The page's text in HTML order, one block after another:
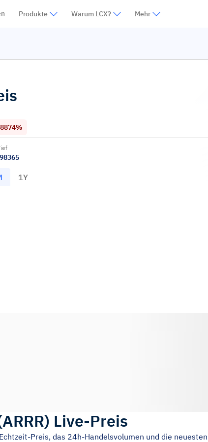
Produkte Warum LCX? Mehr
1Y
ARRR) Live-Preis
Preis, das 24h-Handelsvolumen und die